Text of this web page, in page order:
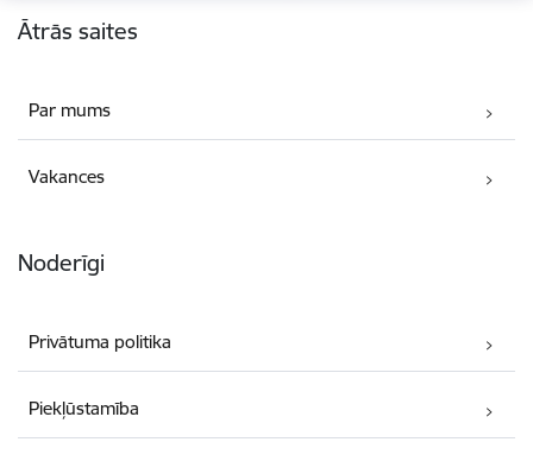
Ātrās saites
Par mums
Vakances
Noderīgi
Privātuma politika
Piekļūstamība